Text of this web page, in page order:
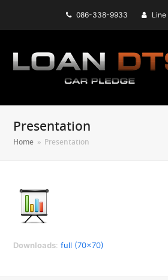
086-338-9933 Line
Presentation
Home » Presentation
Downloads:full (70x70)